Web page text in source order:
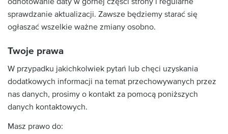
sprawdzanie aktualizacji. Zawsze będziemy starać się
ogłaszać wszelkie ważne zmiany osobno.
Twoje prawa
W przypadku jakichkolwiek pytań lub chęci uzyskania
dodatkowych informacji na temat przechowywanych przez
nas danych, prosimy o kontakt za pomocą poniższych
danych kontaktowych.
Masz prawo do: